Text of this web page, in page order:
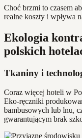
Choć brzmi to czasem
realne koszty i wpływa
Ekologia
polskich
Tkaniny i
Coraz więcej hoteli w
Eko-ręczniki
bambusowych lub lnu,
gwarantującym brak